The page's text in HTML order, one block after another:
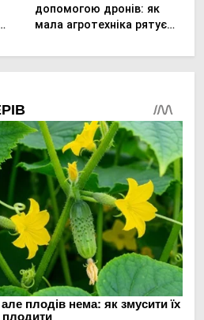
допомогою дронів: як
мала агротехніка рятує